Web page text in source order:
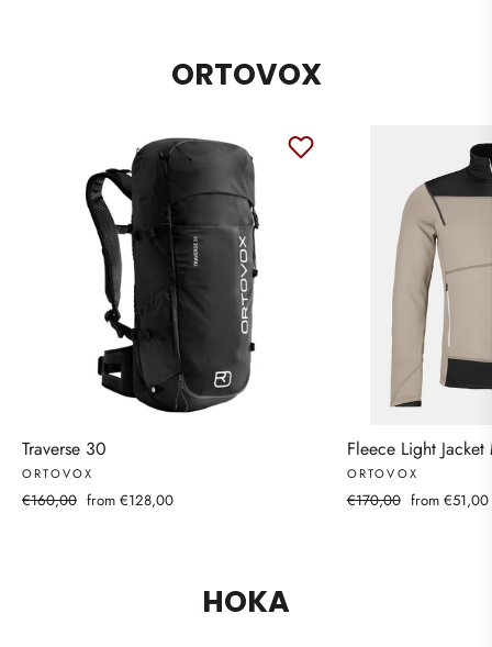
ORTOVOX
Traverse 30
ORTOVOX
Regular
€160,00 Sale
from €128,00
Fleece Light Jacket
ORTOVOX
Regular
€170,00 Sale
from €51,00
HOKA